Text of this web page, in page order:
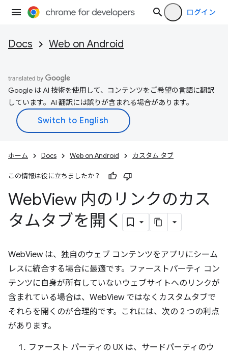
ログイン
Docs Web on Android
Google は AI 技術を使用して、コンテンツをご希望の言語に翻訳
しています。AI 翻訳には誤りが含まれる場合があります。
ホーム Docs Web on Android カスタム タブ
この情報は役に立ちましたか？
WebView 内のリンクのカス
タムタブを開く
WebView は、独自のウェブ コンテンツをアプリにシーム
レスに統合する場合に最適です。ファーストパーティ コン
テンツに自身が所有していないウェブサイトへのリンクが
含まれている場合は、WebView ではなくカスタムタブで
それらを開くのが合理的です。これには、次の 2 つの利点
があります。
ファースト パーティの UX は、サードパーティのウ